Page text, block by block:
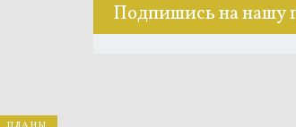
Подпишись на нашу